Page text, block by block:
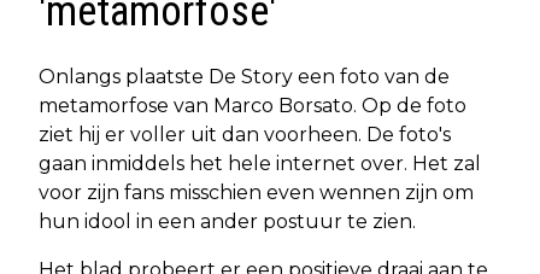
'metamorfose'
Onlangs plaatste De Story een foto van de
metamorfose van Marco Borsato. Op de foto
ziet hij er voller uit dan voorheen. De foto's
gaan inmiddels het hele internet over. Het zal
voor zijn fans misschien even wennen zijn om
hun idool in een ander postuur te zien.
Het blad probeert er een positieve draai aan te